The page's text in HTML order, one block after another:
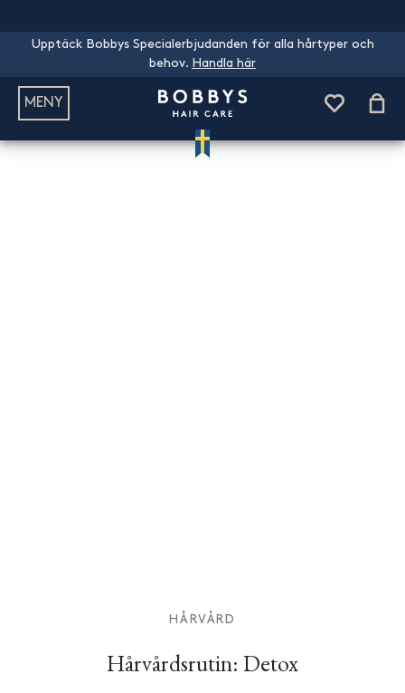
Upptäck Bobbys Specialerbjudanden för alla hårtyper och
behov. Handla här
MENY
HÅRVÅRD
Hårvårdsrutin: Detox